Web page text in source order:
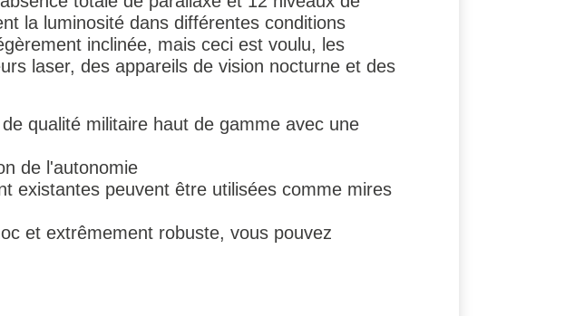
la luminosité dans différentes conditions
inclinée, mais ceci est voulu, les
laser, des appareils de vision nocturne et des
qualité militaire haut de gamme avec une
de l'autonomie
existantes peuvent être utilisées comme mires
et extrêmement robuste, vous pouvez